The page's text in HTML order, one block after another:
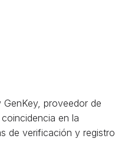
proveedor de
en la
de verificación y registro